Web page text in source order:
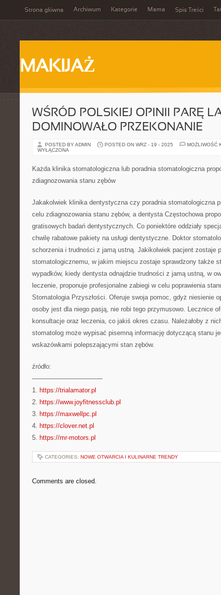
Strona główna Archiwum Kategorie Mama Spis Treści
MAKIJAŻ
WŚRÓD POLSKIEJ OPINII PARĘ
DOMINOWAŁO PRZEKONANIE
POSTED BY ADMIN POSTED ON WRZ - 19 - 2025
MOŻLIWOŚĆ
WYŁĄCZONA
Każda klinika stomatologiczna lub poradnia stomatologiczna
zdiagnozowania stanu zębów
Jakakolwiek klinika dentystyczna czy poradnia stomatologiczna
celu zdiagnozowania stanu zębów, a dentysta Częstochowa
gratisowych badań dentystycznych. Co poniektóre oddziały
chwilę rabatowe pakiety na usługi dentystyczne. Doktor
schorzenia i trudności z jamą ustną. Jakikolwiek pacjent zostaje
stomatologicznemu, w jakim miejscu zostaje sprawdzony także
wypadków, kiedy dentysta odnajdzie trudności z jamą ustną, w
leczenie, proponuje profesjonalne zabiegi w celu poprawienia
Stomatologia Przyszłości. Oferuje swoja pomoc, gdyż niesienie
osoby jest dla niego pasją, nie robi tego przymusowo. Lecznice
konsultacje oraz leczenia, co jakiś okres czasu. Należałoby z
stomatolog może wypisać pisemną informację dotyczącą stanu
wskazówkami polepszającymi stan zębów.
źródło:
———————————
1. https://trialamator.pl
2. https://www.joyfitnessclub.pl
3. https://maxwellpc.pl
4. https://clover.net.pl
5. https://mr-motors.pl
CATEGORIES: NOWE OTWARCIA I KULINARNE TRENDY
Comments are closed.